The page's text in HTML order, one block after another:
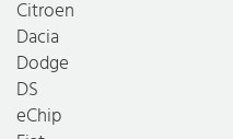
Citroen
Dacia
Dodge
DS
eChip